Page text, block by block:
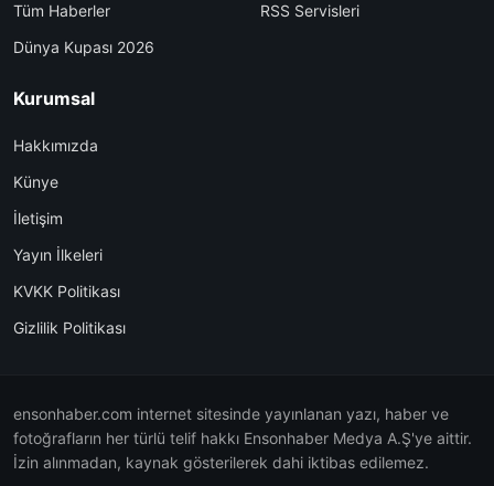
Tüm Haberler
Dünya Kupası 2026
RSS Servisleri
Kurumsal
Hakkımızda
Künye
İletişim
Yayın İlkeleri
KVKK Politikası
Gizlilik Politikası
ensonhaber.com internet sitesinde yayınlanan yazı, haber ve
fotoğrafların her türlü telif hakkı Ensonhaber Medya A.Ş'ye aittir.
İzin alınmadan, kaynak gösterilerek dahi iktibas edilemez.